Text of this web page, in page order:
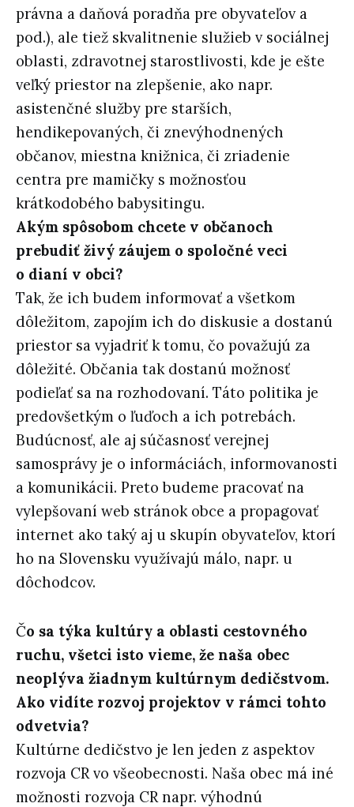
právna a daňová poradňa pre obyvateľov a
pod.), ale tiež skvalitnenie služieb v sociálnej
oblasti, zdravotnej starostlivosti, kde je ešte
veľký priestor na zlepšenie, ako napr.
asistenčné služby pre starších,
hendikepovaných, či znevýhodnených
občanov, miestna knižnica, či zriadenie
centra pre mamičky s možnosťou
krátkodobého babysitingu.
Akým spôsobom chcete v občanoch
prebudiť živý záujem o spoločné veci
o dianí v obci?
Tak, že ich budem informovať a všetkom
dôležitom, zapojím ich do diskusie a dostanú
priestor sa vyjadriť k tomu, čo považujú za
dôležité. Občania tak dostanú možnosť
podieľať sa na rozhodovaní. Táto politika je
predovšetkým o ľuďoch a ich potrebách.
Budúcnosť, ale aj súčasnosť verejnej
samosprávy je o informáciách, informovanosti
a komunikácii. Preto budeme pracovať na
vylepšovaní web stránok obce a propagovať
internet ako taký aj u skupín obyvateľov, ktorí
ho na Slovensku využívajú málo, napr. u
dôchodcov.
Čo sa týka kultúry a oblasti cestovného
ruchu, všetci isto vieme, že naša obec
neoplýva žiadnym kultúrnym dedičstvom.
Ako vidíte rozvoj projektov v rámci tohto
odvetvia?
Kultúrne dedičstvo je len jeden z aspektov
rozvoja CR vo všeobecnosti. Naša obec má iné
možnosti rozvoja CR napr. výhodnú